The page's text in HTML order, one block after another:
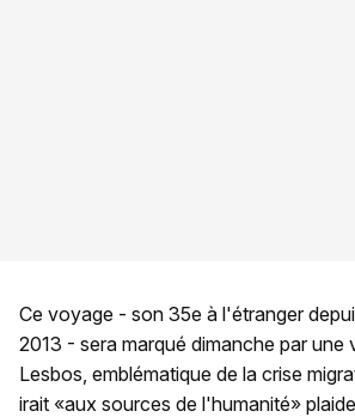
Ce voyage - son 35e à l'étranger
2013 - sera marqué dimanche par une
Lesbos, emblématique de la crise
irait «aux sources de l'humanité»